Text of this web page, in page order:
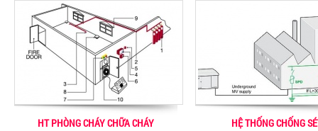
HT PHÒNG CHÁY CHỮA CHÁY HỆ THỐNG CHỐNG